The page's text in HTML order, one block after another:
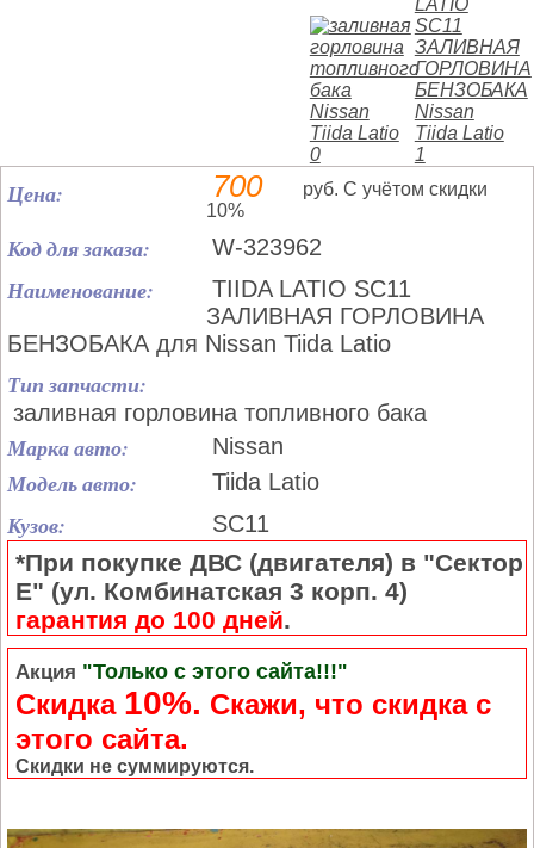
Цена: 700
руб. С учётом скидки
10%
Код для заказа: W-323962
Наименование:
TIIDA LATIO SC11
ЗАЛИВНАЯ ГОРЛОВИНА
БЕНЗОБАКА для Nissan Tiida Latio
Тип запчасти:
заливная горловина топливного бака
Марка авто: Nissan
Модель авто: Tiida Latio
Кузов: SC11
*При покупке ДВС (двигателя) в "Сектор
Е" (ул. Комбинатская 3 корп. 4)
гарантия до 100 дней.
Акция "Только с этого сайта!!!"
Скидка 10%. Cкажи, что скидка с
этого сайта.
Скидки не суммируются.